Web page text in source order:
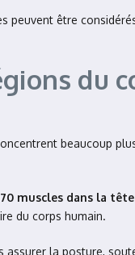
être
du
beaucoup
muscles dans la
du corps humain.
la posture,